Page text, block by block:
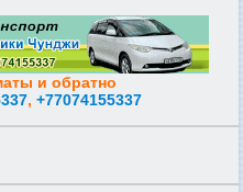
и обратно
, +77074155337